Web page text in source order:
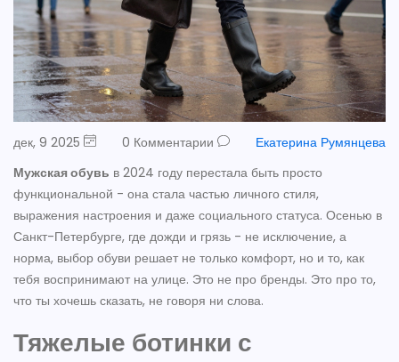
дек, 9 2025 0 Комментарии
Екатерина Румянцева
Мужская обувь в 2024 году перестала быть просто
функциональной - она стала частью личного стиля,
выражения настроения и даже социального статуса. Осенью в
Санкт-Петербурге, где дожди и грязь - не исключение, а
норма, выбор обуви решает не только комфорт, но и то, как
тебя воспринимают на улице. Это не про бренды. Это про то,
что ты хочешь сказать, не говоря ни слова.
Тяжелые ботинки с